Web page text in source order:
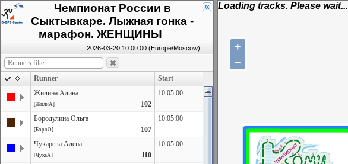
Чемпионат России в
Сыктывкаре. Лыжная гонка -
марафон. ЖЕНЩИНЫ
2026-03-20 10:00:00 (Europe/Moscow)
Runner
Start
Жилина Алина
[ЖилиА] 102
10:05:00
Бородулина Ольга
[БороО] 107
10:05:00
Чукарева Алена
[ЧукаА] 110
10:05:00
Loading tracks. Please wait...
+
−